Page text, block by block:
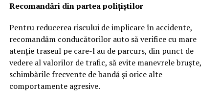
Recomandări din partea polițiștilor
Pentru reducerea riscului de implicare în accidente,
recomandăm conducătorilor auto să verifice cu mare
atenție traseul pe care-l au de parcurs, din punct de
vedere al valorilor de trafic, să evite manevrele bruște,
schimbările frecvente de bandă și orice alte
comportamente agresive.